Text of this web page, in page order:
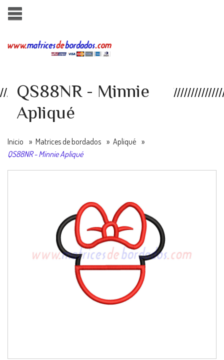
QS88NR - Minnie
Apliqué
Inicio » Matrices de bordados » Apliqué »
QS88NR - Minnie Apliqué